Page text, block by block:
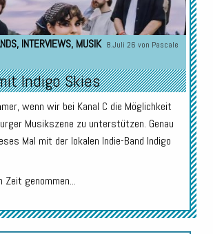
, INTERVIEWS, MUSIK 8.Juli 26 von Pascale
Indigo Skies
wenn wir bei Kanal C die Möglichkeit
Musikszene zu unterstützen. Genau
Mal mit der lokalen Indie-Band Indigo
Zeit genommen...